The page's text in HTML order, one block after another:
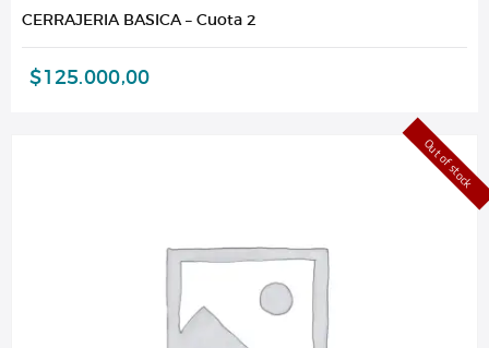
CERRAJERIA BASICA – Cuota 2
$125.000,00
Out of stock